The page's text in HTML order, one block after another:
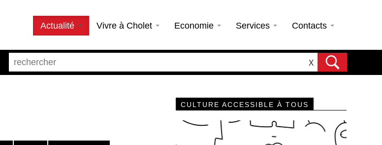
Actualité Vivre à Cholet Economie Services Contacts
X
CULTURE ACCESSIBLE À TOUS